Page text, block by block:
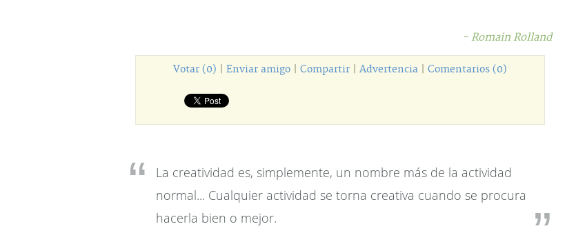
- Romain Rolland
Votar (0) Enviar amigo Compartir Advertencia Comentarios (0)
La creatividad es, simplemente, un nombre más de la actividad
normal... Cualquier actividad se torna creativa cuando se procura
hacerla bien o mejor.